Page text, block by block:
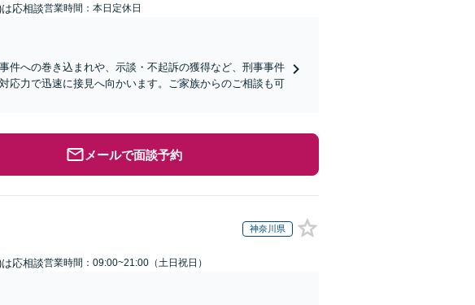
応相談営業時間：本日定休日
件への巻き込まれや、示談・不起訴の獲得など、刑事事件
応力で迅速に接見へ向かいます。ご家族からのご相談も可
メールで面談予約
神奈川県
応相談営業時間：09:00~21:00（土日祝日）